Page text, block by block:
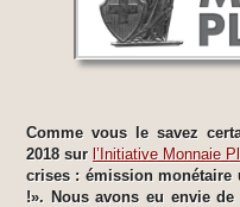
Comme vous le savez
2018 sur l’Initiative Monnaie
crises : émission monétaire
!». Nous avons eu envie